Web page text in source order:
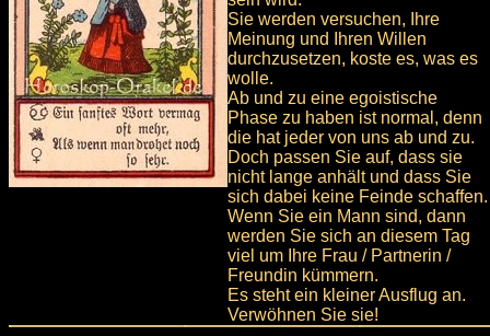
Sie werden versuchen, Ihre
Meinung und Ihren Willen
durchzusetzen, koste es, was es
wolle.
Ab und zu eine egoistische
Phase zu haben ist normal, denn
die hat jeder von uns ab und zu.
Doch passen Sie auf, dass sie
nicht lange anhält und dass Sie
sich dabei keine Feinde schaffen.
Wenn Sie ein Mann sind, dann
werden Sie sich an diesem Tag
viel um Ihre Frau / Partnerin /
Freundin kümmern.
Es steht ein kleiner Ausflug an.
Verwöhnen Sie sie!